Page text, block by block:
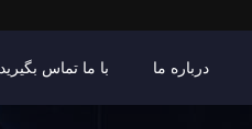
درباره ما با ما تماس بگیرید